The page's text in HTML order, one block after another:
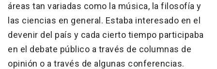
áreas tan variadas como la música, la filosofía y
las ciencias en general. Estaba interesado en el
devenir del país y cada cierto tiempo participaba
en el debate público a través de columnas de
opinión o a través de algunas conferencias.